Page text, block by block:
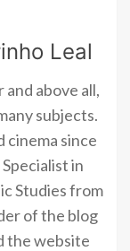
Leal
above all,
subjects.
cinema since
in
Studies from
of the blog
the website